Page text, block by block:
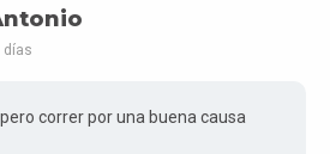
días
correr por una buena causa